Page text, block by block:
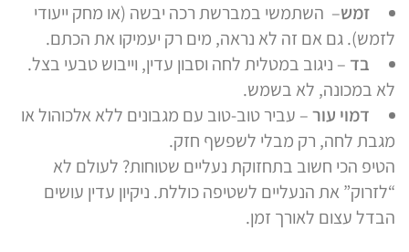
זמש– השתמשי במברשת רכה יבשה (או מחק ייעודי
לזמש). גם אם זה לא נראה, מים רק יעמיקו את הכתם.
בד – ניגוב במטלית לחה וסבון עדין, וייבוש טבעי בצל.
לא במכונה, לא בשמש.
דמוי עור– עביר טוב-טוב עם מגבונים ללא אלכוהול או
מגבת לחה, רק מבלי לשפשף חזק.
הטיפ הכי חשוב בתחזוקת נעליים שטוחות? לעולם לא
“לזרוק” את הנעליים לשטיפה כוללת. ניקיון עדין עושים
הבדל עצום לאורך זמן.